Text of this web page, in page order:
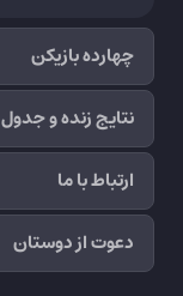
چهارده بازیکن
نتایج زنده و جدول
ارتباط با ما
دعوت از دوستان